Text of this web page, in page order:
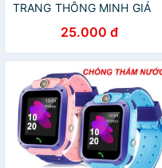
TRANG THÔNG MINH GIÁ
25.000 đ